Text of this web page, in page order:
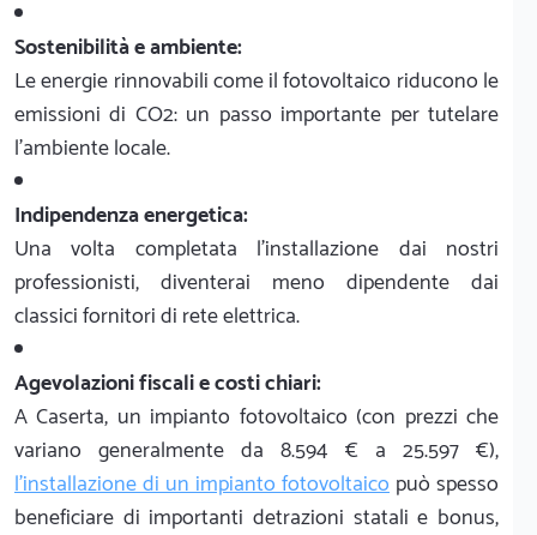
Sostenibilità e ambiente:
Le energie rinnovabili come il fotovoltaico riducono le
emissioni di CO2: un passo importante per tutelare
l'ambiente locale.
Indipendenza energetica:
Una volta completata l'installazione dai nostri
professionisti, diventerai meno dipendente dai
classici fornitori di rete elettrica.
Agevolazioni fiscali e costi chiari:
A Caserta, un impianto fotovoltaico (con prezzi che
variano generalmente da 8.594 € a 25.597 €),
l'installazione di un impianto fotovoltaico può spesso
beneficiare di importanti detrazioni statali e bonus,